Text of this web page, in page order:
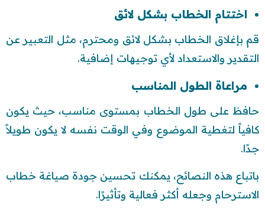
اختتام الخطاب بشكل لائق
قم بإغلاق الخطاب بشكل لائق ومحترم، مثل التعبير عن
التقدير والاستعداد لأي توجيهات إضافية.
مراعاة الطول المناسب
حافظ على طول الخطاب بمستوى مناسب، حيث يكون
كافياً لتغطية الموضوع وفي الوقت نفسه لا يكون طويلاً
جدًا.
باتباع هذه النصائح، يمكنك تحسين جودة صياغة خطاب
الاسترحام وجعله أكثر فعالية وتأثيرًا.